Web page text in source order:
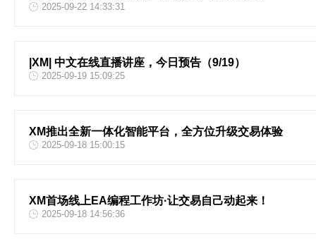
2025-09-22 14:33:31
|XM| 中文在线直播讲座，今日预告（9/19）
2025-09-19 15:09:25
XM推出全新一体化智能平台，全方位升级交易体验
2025-09-18 15:00:15
XM首场线上EA编程工作坊·让交易自己动起来！
2025-09-18 14:56:36